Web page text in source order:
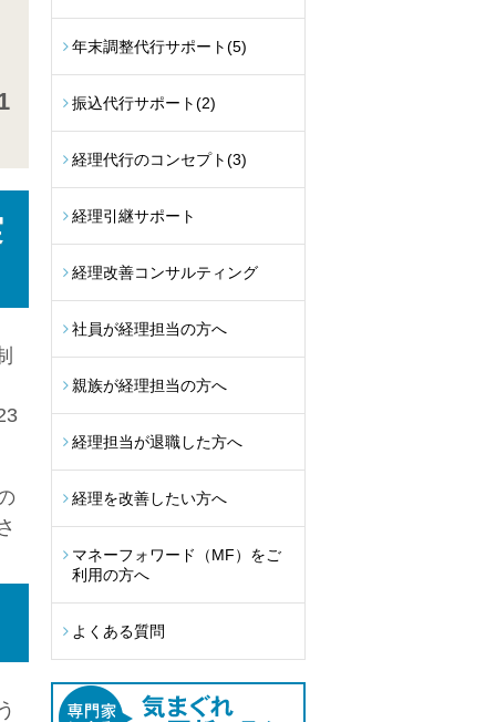
年末調整代行サポート(5)
振込代行サポート(2)
経理代行のコンセプト(3)
経理引継サポート
経理改善コンサルティング
社員が経理担当の方へ
親族が経理担当の方へ
経理担当が退職した方へ
経理を改善したい方へ
マネーフォワード（MF）をご
利用の方へ
よくある質問